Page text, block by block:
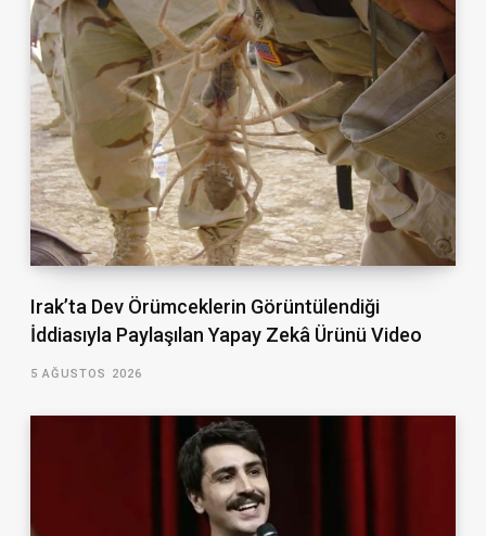
Irak’ta Dev Örümceklerin Görüntülendiği
İddiasıyla Paylaşılan Yapay Zekâ Ürünü Video
5 AĞUSTOS 2026